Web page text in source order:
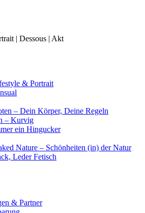
| Dessous | Akt
& Portrait
– Dein Körper, Deine Regeln
– Kurvig
ein Hingucker
Nature – Schönheiten (in) der Natur
Leder Fetisch
& Partner